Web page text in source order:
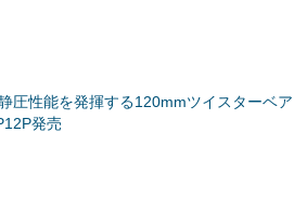
圧性能を発揮する120mmツイスターベ
発売